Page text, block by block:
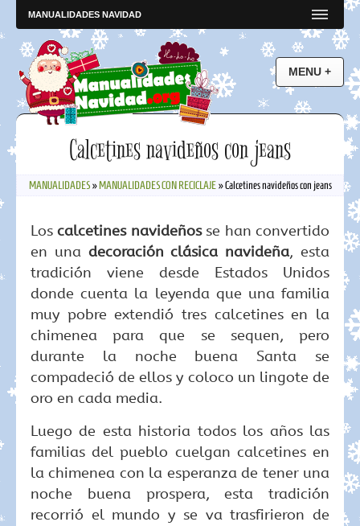
MANUALIDADES NAVIDAD
Calcetines navideños con jeans
MANUALIDADES» MANUALIDADES CON RECICLAJE»Calcetines navideños con jeans
Loscalcetines navideñosse han convertido
en una decoración clásica navideña, esta
tradición viene desde Estados Unidos
donde cuenta la leyenda que una familia
muy pobre extendió tres calcetines en la
chimenea para que se sequen, pero
durante la noche buena Santa se
compadeció de ellos y coloco un lingote de
oro en cada media.
Luego de esta historia todos los años las
familias del pueblo cuelgan calcetines en
la chimenea con la esperanza de tener una
noche buena prospera, esta tradición
recorrió el mundo y se va trasfirieron de